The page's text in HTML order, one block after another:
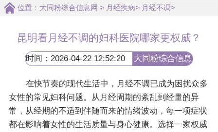
位置： 大同粉综合信息网 > 月经疾病> 月经不调>
昆明看月经不调的妇科医院哪家更权威？
时间：2026-04-22 12:52:20
大同粉综合信息
在快节奏的现代生活中，月经不调已成为困扰众多
女性的常见妇科问题。从月经周期的紊乱到经量的异
常，从经期的不适到伴随而来的情绪波动，每一项症状
都在影响着女性的生活质量与身心健康。选择一家权威